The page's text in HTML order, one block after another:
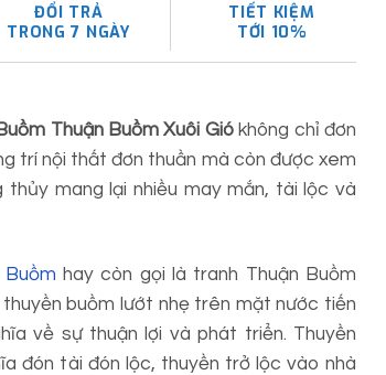
ĐỔI TRẢ
TRONG 7 NGÀY
TIẾT KIỆM
TỚI 10%
Thuận Buồm Xuôi Gió không chỉ đơn
trí nội thất đơn thuần mà còn được xem
mang lại nhiều may mắn, tài lộc và
Buồm hay còn gọi là tranh Thuận Buồm
thuyền buồm lướt nhẹ trên mặt nước tiến
về sự thuận lợi và phát triển. Thuyền
đón tài đón lộc, thuyền trở lộc vào nhà